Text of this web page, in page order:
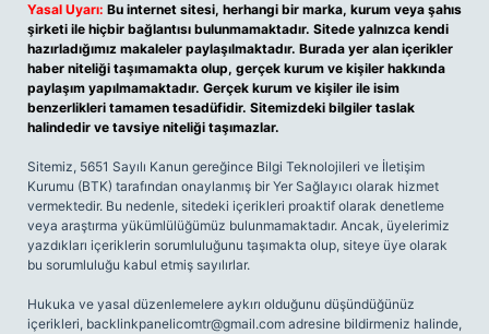
Yasal Uyarı: Bu internet sitesi, herhangi bir marka, kurum veya şahıs
şirketi ile hiçbir bağlantısı bulunmamaktadır. Sitede yalnızca kendi
hazırladığımız makaleler paylaşılmaktadır. Burada yer alan içerikler
haber niteliği taşımamakta olup, gerçek kurum ve kişiler hakkında
paylaşım yapılmamaktadır. Gerçek kurum ve kişiler ile isim
benzerlikleri tamamen tesadüfidir. Sitemizdeki bilgiler taslak
halindedir ve tavsiye niteliği taşımazlar.
Sitemiz, 5651 Sayılı Kanun gereğince Bilgi Teknolojileri ve İletişim
Kurumu (BTK) tarafından onaylanmış bir Yer Sağlayıcı olarak hizmet
vermektedir. Bu nedenle, sitedeki içerikleri proaktif olarak denetleme
veya araştırma yükümlülüğümüz bulunmamaktadır. Ancak, üyelerimiz
yazdıkları içeriklerin sorumluluğunu taşımakta olup, siteye üye olarak
bu sorumluluğu kabul etmiş sayılırlar.
Hukuka ve yasal düzenlemelere aykırı olduğunu düşündüğünüz
içerikleri, backlinkpanelicomtr@gmail.com adresine bildirmeniz halinde,